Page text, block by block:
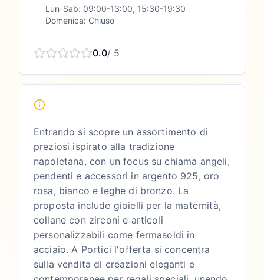
Lun-Sab: 09:00-13:00, 15:30-19:30
Domenica: Chiuso
0.0/ 5
Entrando si scopre un assortimento di
preziosi ispirato alla tradizione
napoletana, con un focus su chiama angeli,
pendenti e accessori in argento 925, oro
rosa, bianco e leghe di bronzo. La
proposta include gioielli per la maternità,
collane con zirconi e articoli
personalizzabili come fermasoldi in
acciaio. A Portici l'offerta si concentra
sulla vendita di creazioni eleganti e